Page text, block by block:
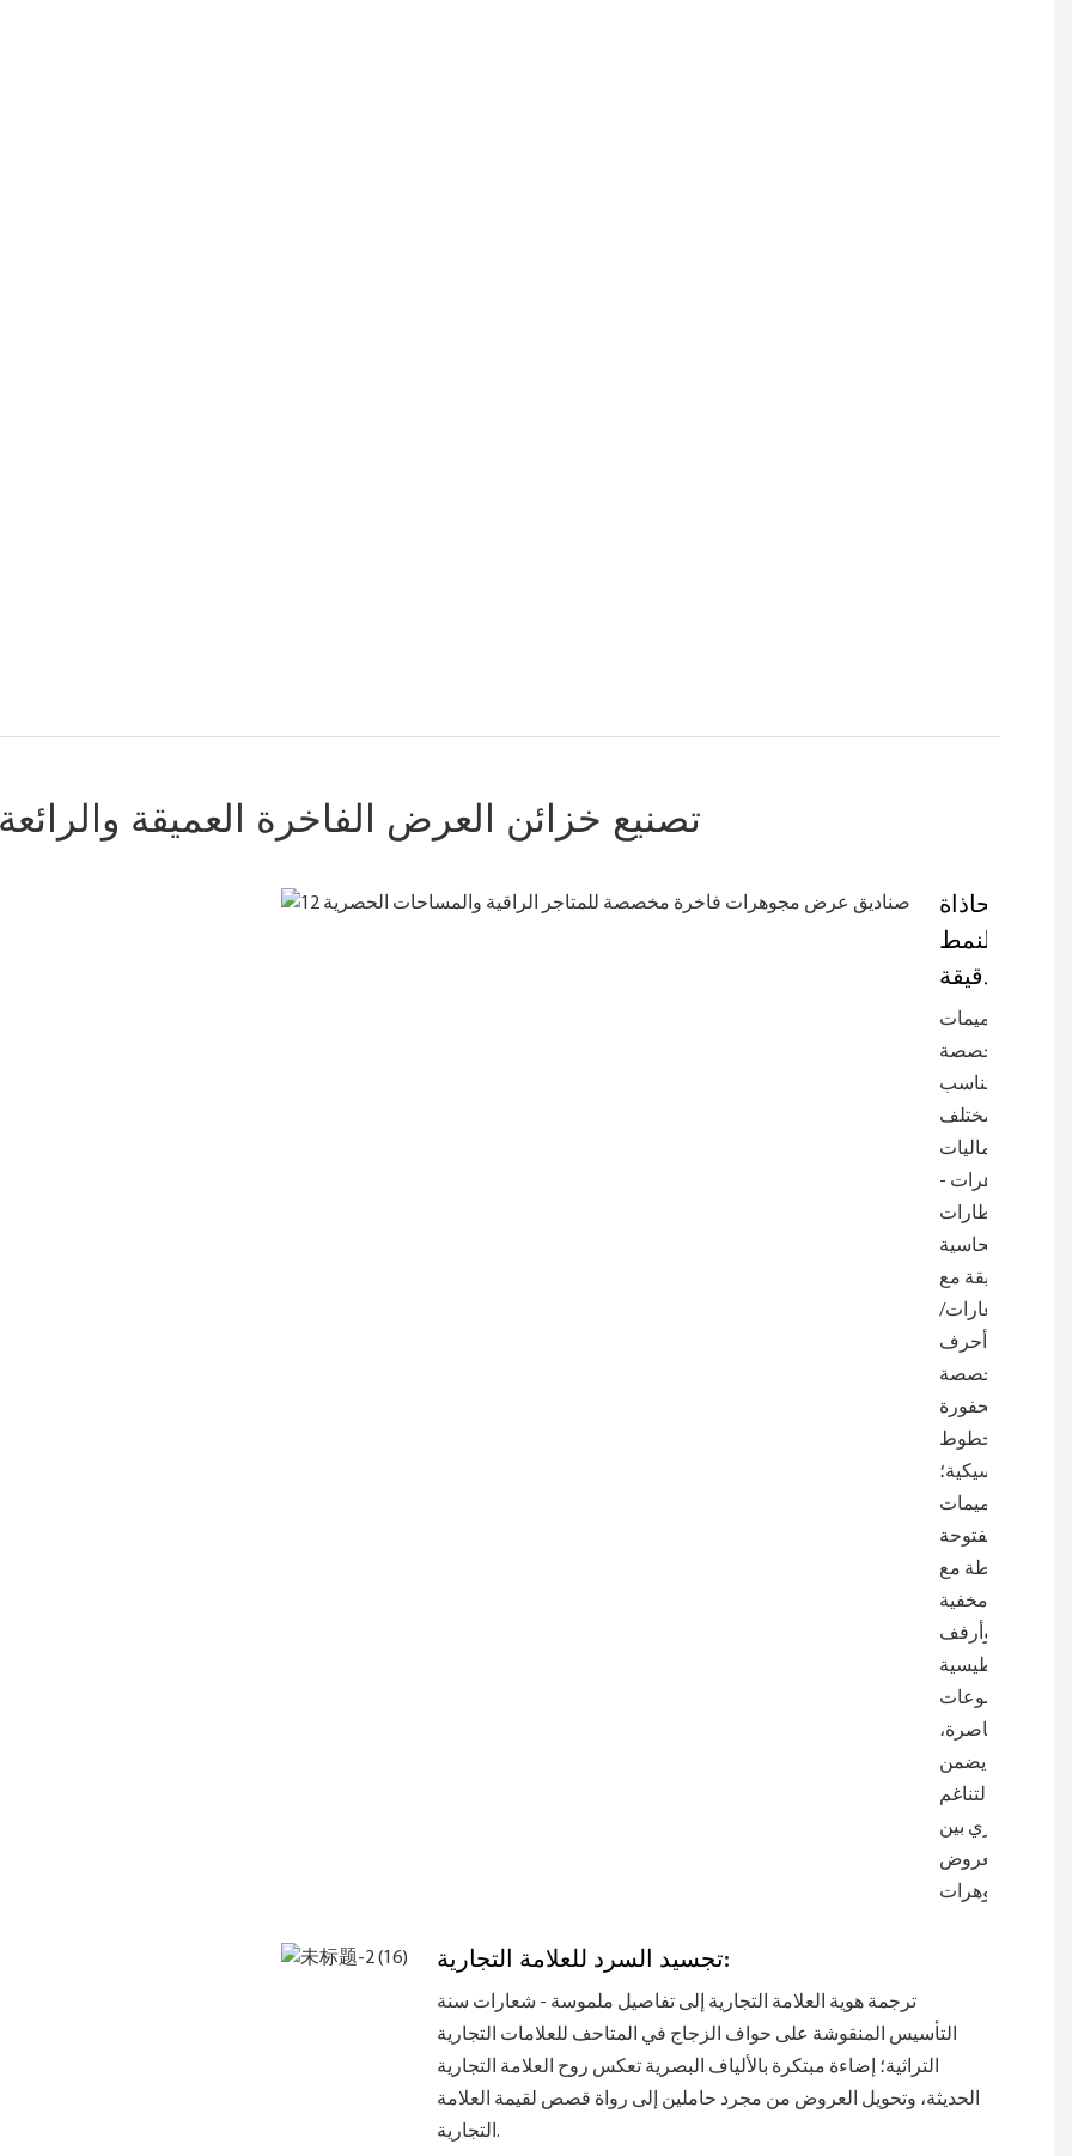
تصنيع خزائن العرض الفاخرة العميقة
محاذاة
النمط
تصميمات
مخصصة
لتناسب
مختلف
جماليات
المجوهرات -
إطارات
نحاسية
عتيقة مع
شعارات/
أحرف
مخصصة
محفورة
للخطوط
الكلاسيكية؛
تصميمات
مفتوحة
بسيطة مع
أدوات مخفية
وأرفف
مغناطيسية
للمجموعات
المعاصرة،
مما يضمن
التناغم
البصري بين
العروض
تجسيد السرد للعلامة التجارية:
ترجمة هوية العلامة التجارية إلى تفاصيل ملموسة - شعارات سنة
التأسيس المنقوشة على حواف الزجاج في المتاحف للعلامات التجارية
التراثية؛ إضاءة مبتكرة بالألياف البصرية تعكس روح العلامة التجارية
الحديثة، وتحويل العروض من مجرد حاملين إلى رواة قصص لقيمة العلامة
التجارية.